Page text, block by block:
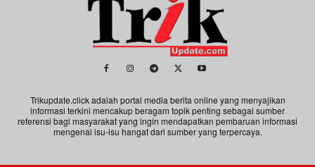
Trikupdate.click adalah portal media berita online yang menyajikan
informasi terkini mencakup beragam topik penting sebagai sumber
referensi bagi masyarakat yang ingin mendapatkan pembaruan informasi
mengenai isu-isu hangat dari sumber yang terpercaya.